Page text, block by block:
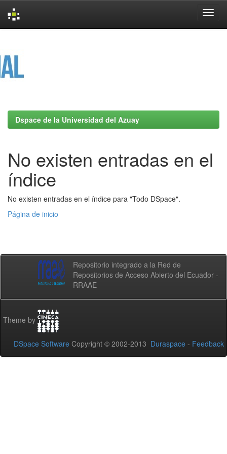
Dspace de la Universidad del Azuay
No existen entradas en el
índice
No existen entradas en el índice para "Todo DSpace".
Página de inicio
Repositorio integrado a la Red de
Repositorios de Acceso Abierto del Ecuador -
RRAAE
Theme by
DSpace Software Copyright © 2002-2013 Duraspace - Feedback